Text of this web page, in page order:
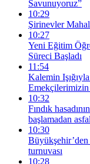
Savunuyoruz”
10:29
Şirinevler
10:27
Yeni Eğitim
Süreci Başladı
11:54
Kalemin
Emekçilerimizin
10:32
Fındık
başlamadan
10:30
turnuvası
10:28